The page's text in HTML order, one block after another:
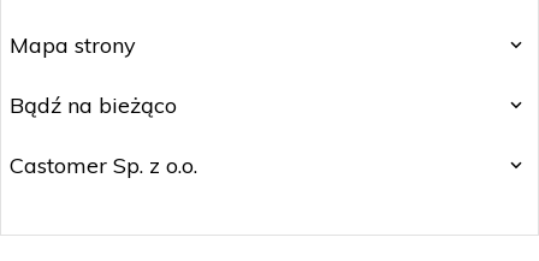
Mapa strony
Bądź na bieżąco
Castomer Sp. z o.o.